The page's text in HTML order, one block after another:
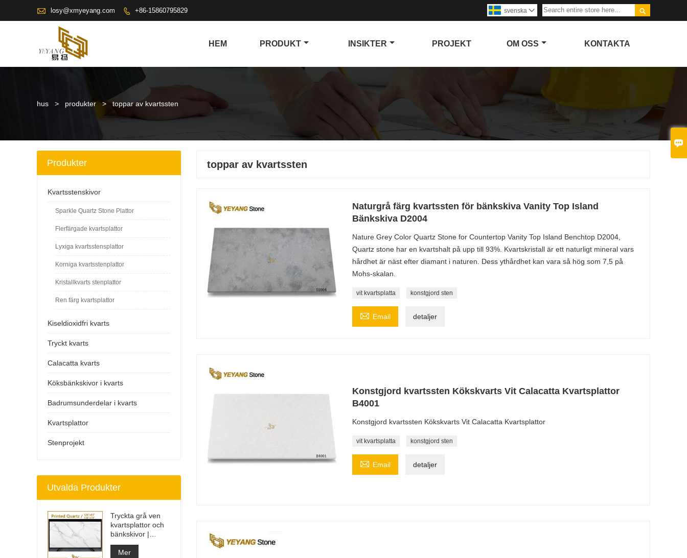

 losy@xmyeyang.com  +86-15860795829 
svenska 
HEM PRODUKT INSIKTER PROJEKT OM OSS KONTAKTA
hus > produkter > toppar av kvartssten
toppar av kvartssten
Naturgrå färg kvartssten för bänkskiva Vanity Top Island
Bänkskiva D2004
Nature Grey Color Quartz Stone for Countertop Vanity Top Island Benchtop D2004,
Quartz stone har en kvartshalt på upp till 93%. Kvartskristall är ett naturligt mineral vars
hårdhet är näst efter diamant i naturen. Dess ythårdhet kan vara så hög som 7,5 på
Mohs-skalan.
vit kvartsplatta konstgjord sten
 Email detaljer
Konstgjord kvartssten Kökskvarts Vit Calacatta Kvartsplattor
B4001
Konstgjord kvartssten Kökskvarts Vit Calacatta Kvartsplattor
vit kvartsplatta konstgjord sten
 Email detaljer
Produkter
Kvartsstenskivor
Sparkle Quartz Stone Plattor
Flerfärgade kvartsplattor
Lyxiga kvartsstensplattor
Korniga kvartsstenplattor
Kristallkvarts stenplattor
Ren färg kvartsplattor
Kiseldioxidfri kvarts
Tryckt kvarts
Calacatta kvarts
Köksbänkskivor i kvarts
Badrumsunderdelar i kvarts
Kvartsplattor
Stenprojekt
Utvalda Produkter
Tryckta grå ven
kvartsplattor och
bänkskivor |
Helkroppstryckt
kvarts PQ005
Mer